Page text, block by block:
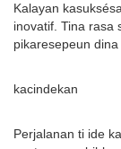
Kalayan
inovatif. Tina rasa
pikaresepeun
kacindekan
Perjalanan ti ide